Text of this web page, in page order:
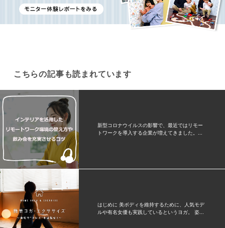
こちらの記事も読まれています
新型コロナウイルスの影響で、最近ではリモー
トワークを導入する企業が増えてきました。...
はじめに 美ボディを維持するために、人気モデ
ルや有名女優も実践しているというヨガ。 姿...